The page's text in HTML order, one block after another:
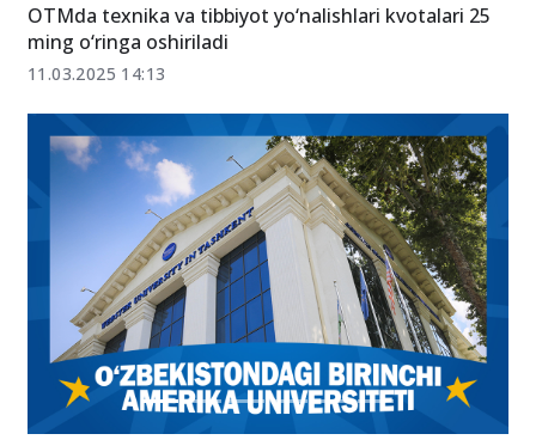
24-iyun 09:51
11.03.2025 14:13